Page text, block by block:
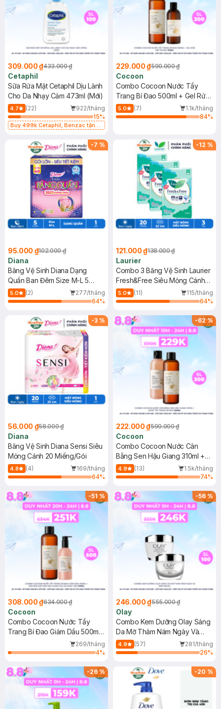
309.000 ₫433.000 ₫
Cetaphil
Sữa Rửa Mặt Cetaphil Dịu Lành
Cho Da Nhạy Cảm 473ml (Mới)
4.7 (22)
922/tháng
15%
Buy 499k Cetaphil, Benzac tặng
229.000 ₫590.000 ₫
Cocoon
Combo Cocoon Nước Tẩy
Trang Bí Đao 500ml + Gel Rửa
Mặt Bí Đao 310ml
5.0 (7)
1.1k/tháng
84%
-7 %
95.000 ₫102.000 ₫
Diana
Băng Vệ Sinh Diana Dạng
Quần Ban Đêm Size M-L 5
Chiếc/Gói
5.0 (2)
277/tháng
64%
-12 %
121.000 ₫138.000 ₫
Laurier
Combo 3 Băng Vệ Sinh Laurier
Fresh&Free Siêu Mỏng Cánh
20M
5.0 (11)
115/tháng
64%
-3 %
56.000 ₫58.000 ₫
Diana
Băng Vệ Sinh Diana Sensi Siêu
Mỏng Cánh 20 Miếng/Gói
4.8 (4)
169/tháng
64%
-62%
222.000 ₫590.000 ₫
Cocoon
Combo Cocoon Nước Cân
Bằng Sen Hậu Giang 310ml +
Nước Tẩy Trang Bí Đao 500ml
4.9 (13)
1.5k/tháng
74%
-51%
308.000 ₫634.000 ₫
Cocoon
Combo Cocoon Nước Tẩy
Trang Bí Đao Giảm Dầu 500ml
+ Sữa Rửa Mặt Sen Hậu Giang
Dịu Da Nhạy Cảm 310ml
269/tháng
4%
-56%
246.000 ₫555.000 ₫
Olay
Combo Kem Dưỡng Olay Sáng
Da Mờ Thâm Nám Ngày Và
Đêm 50gx2
4.9 (57)
281/tháng
26%
-26% -20 %